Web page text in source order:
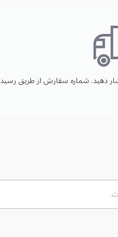
دهید. شماره سفارش از طریق